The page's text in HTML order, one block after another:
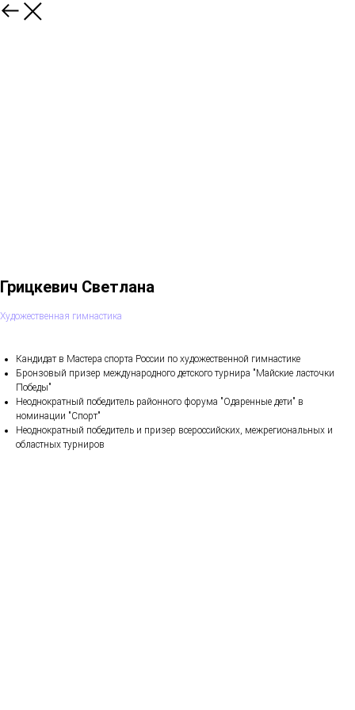
Грицкевич Светлана
Художественная гимнастика
Кандидат в Мастера спорта России по художественной гимнастике
Бронзовый призер международного детского турнира "Майские ласточки
Победы"
Неоднократный победитель районного форума "Одаренные дети" в
номинации "Спорт"
Неоднократный победитель и призер всероссийских, межрегиональных и
областных турниров